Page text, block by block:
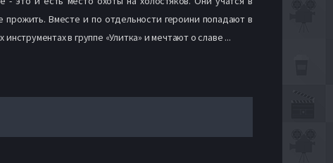
Вместе и по отдельности героини попадают в
в группе «Улитка» и мечтают о славе ...